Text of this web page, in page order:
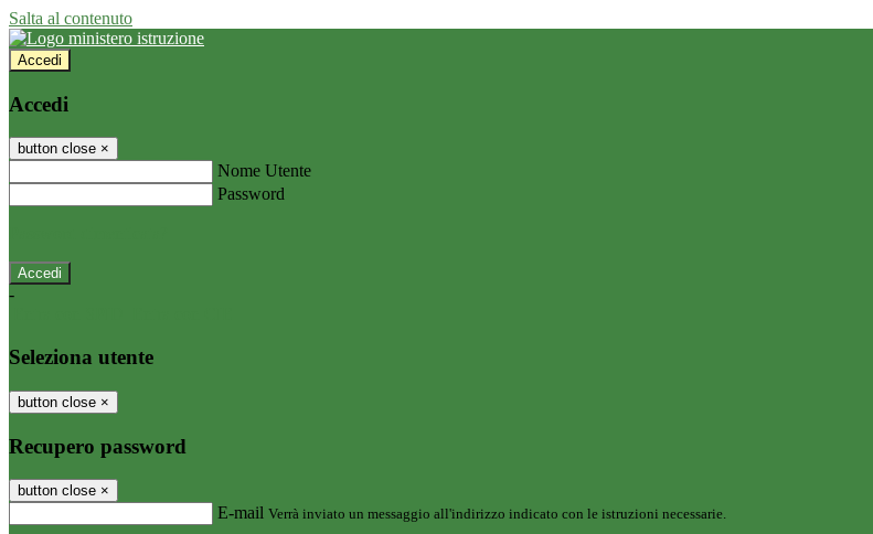
Salta al contenuto
Accedi
Accedi
button close ×
Nome Utente
Password
-
Seleziona utente
button close ×
Recupero password
button close ×
E-mail Verrà inviato un messaggio all'indirizzo indicato con le istruzioni necessarie.